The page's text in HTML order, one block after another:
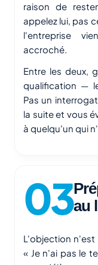
raison de
appelez lui, pas
l'entreprise
accroché.
Entre les deux,
qualification —
Pas un
la suite et vous
à quelqu'un qui
au
L'objection
« Je n'ai pas le